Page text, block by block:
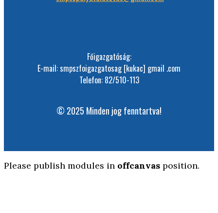
Főigazgatóság:
E-mail: smpszfoigazgatosag [kukac] gmail .com
Telefon: 82/510-113
© 2025 Minden jog fenntartva!
Please publish modules in offcanvas position.